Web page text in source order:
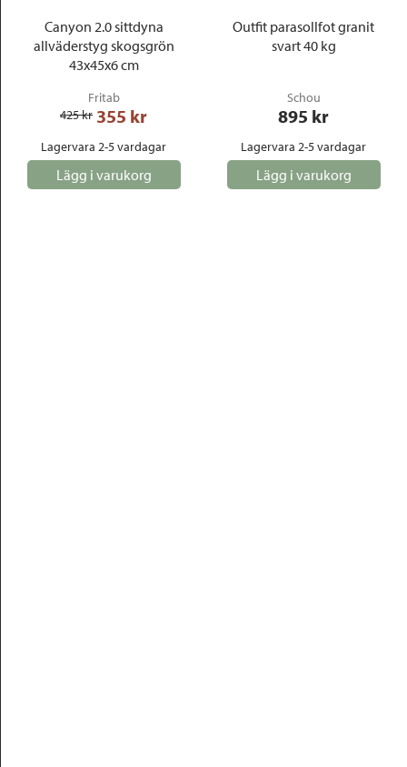
Canyon 2.0 sittdyna
allväderstyg skogsgrön
43x45x6 cm
Fritab
425 kr 355 kr
Lagervara 2-5 vardagar
Lägg i varukorg
Outfit parasollfot granit
svart 40 kg
Schou
895 kr
Lagervara 2-5 vardagar
Lägg i varukorg